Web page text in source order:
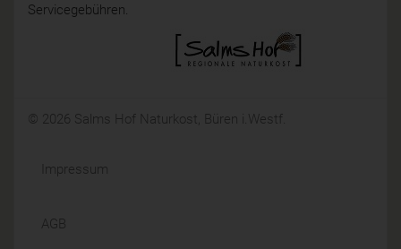
Servicegebühren.
© 2026 Salms Hof Naturkost, Büren i.Westf.
Impressum
AGB